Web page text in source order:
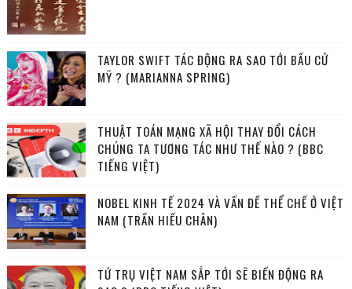
TAYLOR SWIFT TÁC ĐỘNG RA SAO TỚI BẦU CỬ
MỸ ? (MARIANNA SPRING)
THUẬT TOÁN MẠNG XÃ HỘI THAY ĐỔI CÁCH
CHÚNG TA TƯƠNG TÁC NHƯ THẾ NÀO ? (BBC
TIẾNG VIỆT)
NOBEL KINH TẾ 2024 VÀ VẤN ĐỀ THỂ CHẾ Ở VIỆT
NAM (TRẦN HIẾU CHÂN)
TỨ TRỤ VIỆT NAM SẮP TỚI SẼ BIẾN ĐỘNG RA